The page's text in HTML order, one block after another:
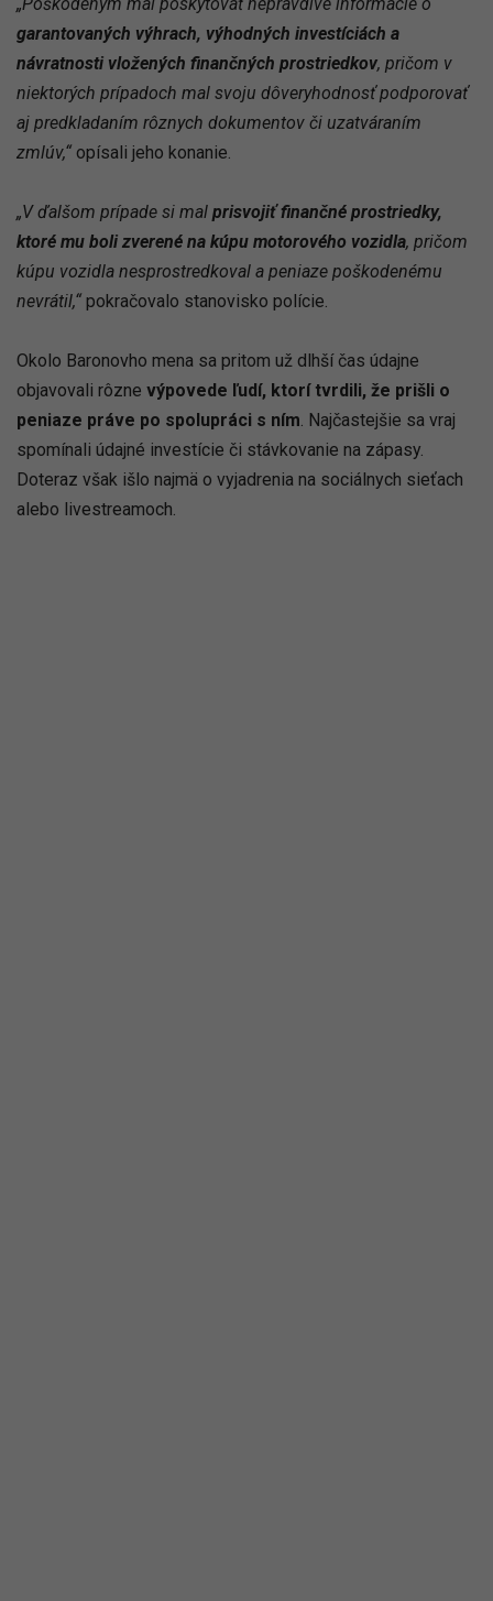
garantovaných výhrach, výhodných investíciách a
návratnosti vložených finančných prostriedkov, pričom v
niektorých prípadoch mal svoju dôveryhodnosť podporovať
aj predkladaním rôznych dokumentov či uzatváraním
zmlúv,“ opísali jeho konanie.
„V ďalšom prípade si mal prisvojiť finančné prostriedky,
ktoré mu boli zverené na kúpu motorového vozidla, pričom
kúpu vozidla nesprostredkoval a peniaze poškodenému
nevrátil,“ pokračovalo stanovisko polície.
Okolo Baronovho mena sa pritom už dlhší čas údajne
objavovali rôzne výpovede ľudí, ktorí tvrdili, že prišli o
peniaze práve po spolupráci s ním. Najčastejšie sa vraj
spomínali údajné investície či stávkovanie na zápasy.
Doteraz však išlo najmä o vyjadrenia na sociálnych sieťach
alebo livestreamoch.